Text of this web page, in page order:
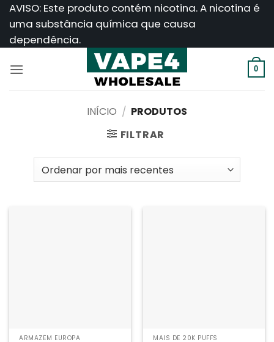
Saltar
para
AVISO: Este produto contém nicotina. A nicotina é
uma substância química que causa
dependência.
0
INÍCIO / PRODUTOS
FILTRAR
ARMAZÉM EUROPA MAIS DE 20K PUFFS